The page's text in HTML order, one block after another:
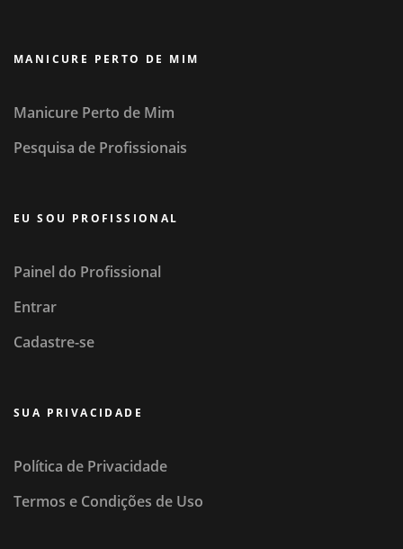
MANICURE PERTO DE MIM
Manicure Perto de Mim
Pesquisa de Profissionais
EU SOU PROFISSIONAL
Painel do Profissional
Entrar
Cadastre-se
SUA PRIVACIDADE
Política de Privacidade
Termos e Condições de Uso